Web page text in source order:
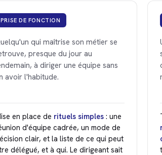
PRISE DE FONCTION
qui maîtrise son métier se
presque du jour au
à diriger une équipe sans
avoir l'habitude.
en place de rituels simples: une
d'équipe cadrée, un mode de
clair, et la liste de ce qui peut
délégué, et à qui. Le dirigeant sait